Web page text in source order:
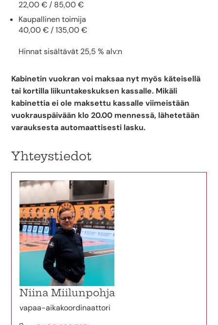
22,00 € / 85,00 €
Kaupallinen toimija
40,00 € / 135,00 €
Hinnat sisältävät 25,5 % alv:n
Kabinetin vuokran voi maksaa nyt myös käteisellä
tai kortilla liikuntakeskuksen kassalle. Mikäli
kabinettia ei ole maksettu kassalle viimeistään
vuokrauspäivään klo 20.00 mennessä, lähetetään
varauksesta automaattisesti lasku.
Yhteystiedot
Niina Miilunpohja
vapaa-aikakoordinaattori